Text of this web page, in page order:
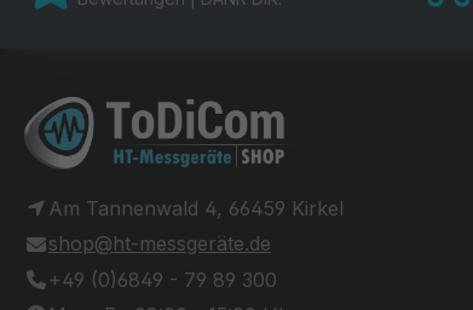
Am Tannenwald 4, 66459 Kirkel
shop@ht-messgeräte.de
+49 (0)6849 - 79 89 300